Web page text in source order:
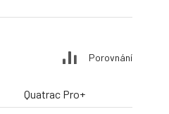
Porovnání
Quatrac Pro+